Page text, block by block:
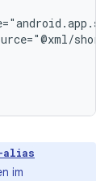
im